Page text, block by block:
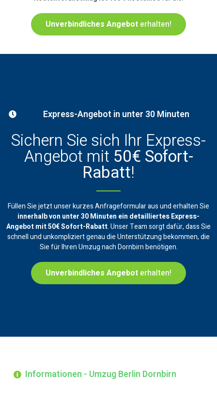
Unverbindliches Angebot erhalten!
Express-Angebot in unter 30 Minuten
Sichern Sie sich Ihr Express-
Angebot mit 50€ Sofort-
Rabatt!
Füllen Sie jetzt unser kurzes Anfrageformular aus und erhalten Sie
innerhalb von unter 30 Minuten ein detailliertes Express-
Angebot mit 50€ Sofort-Rabatt. Unser Team sorgt dafür, dass Sie
schnell und unkompliziert genau die Unterstützung bekommen, die
Sie für Ihren Umzug nach Dornbirn benötigen.
Unverbindliches Angebot erhalten!
Informationen - Umzug Berlin Dornbirn